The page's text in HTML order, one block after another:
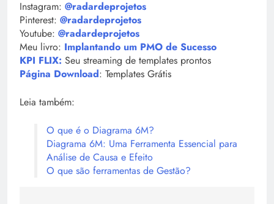
Instagram: @radardeprojetos
Pinterest: @radardeprojetos
Youtube: @radardeprojetos
Meu livro: Implantando um PMO de Sucesso
KPI FLIX: Seu streaming de templates prontos
Página Download: Templates Grátis
Leia também:
O que é o Diagrama 6M?
Diagrama 6M: Uma Ferramenta Essencial para
Análise de Causa e Efeito
O que são ferramentas de Gestão?